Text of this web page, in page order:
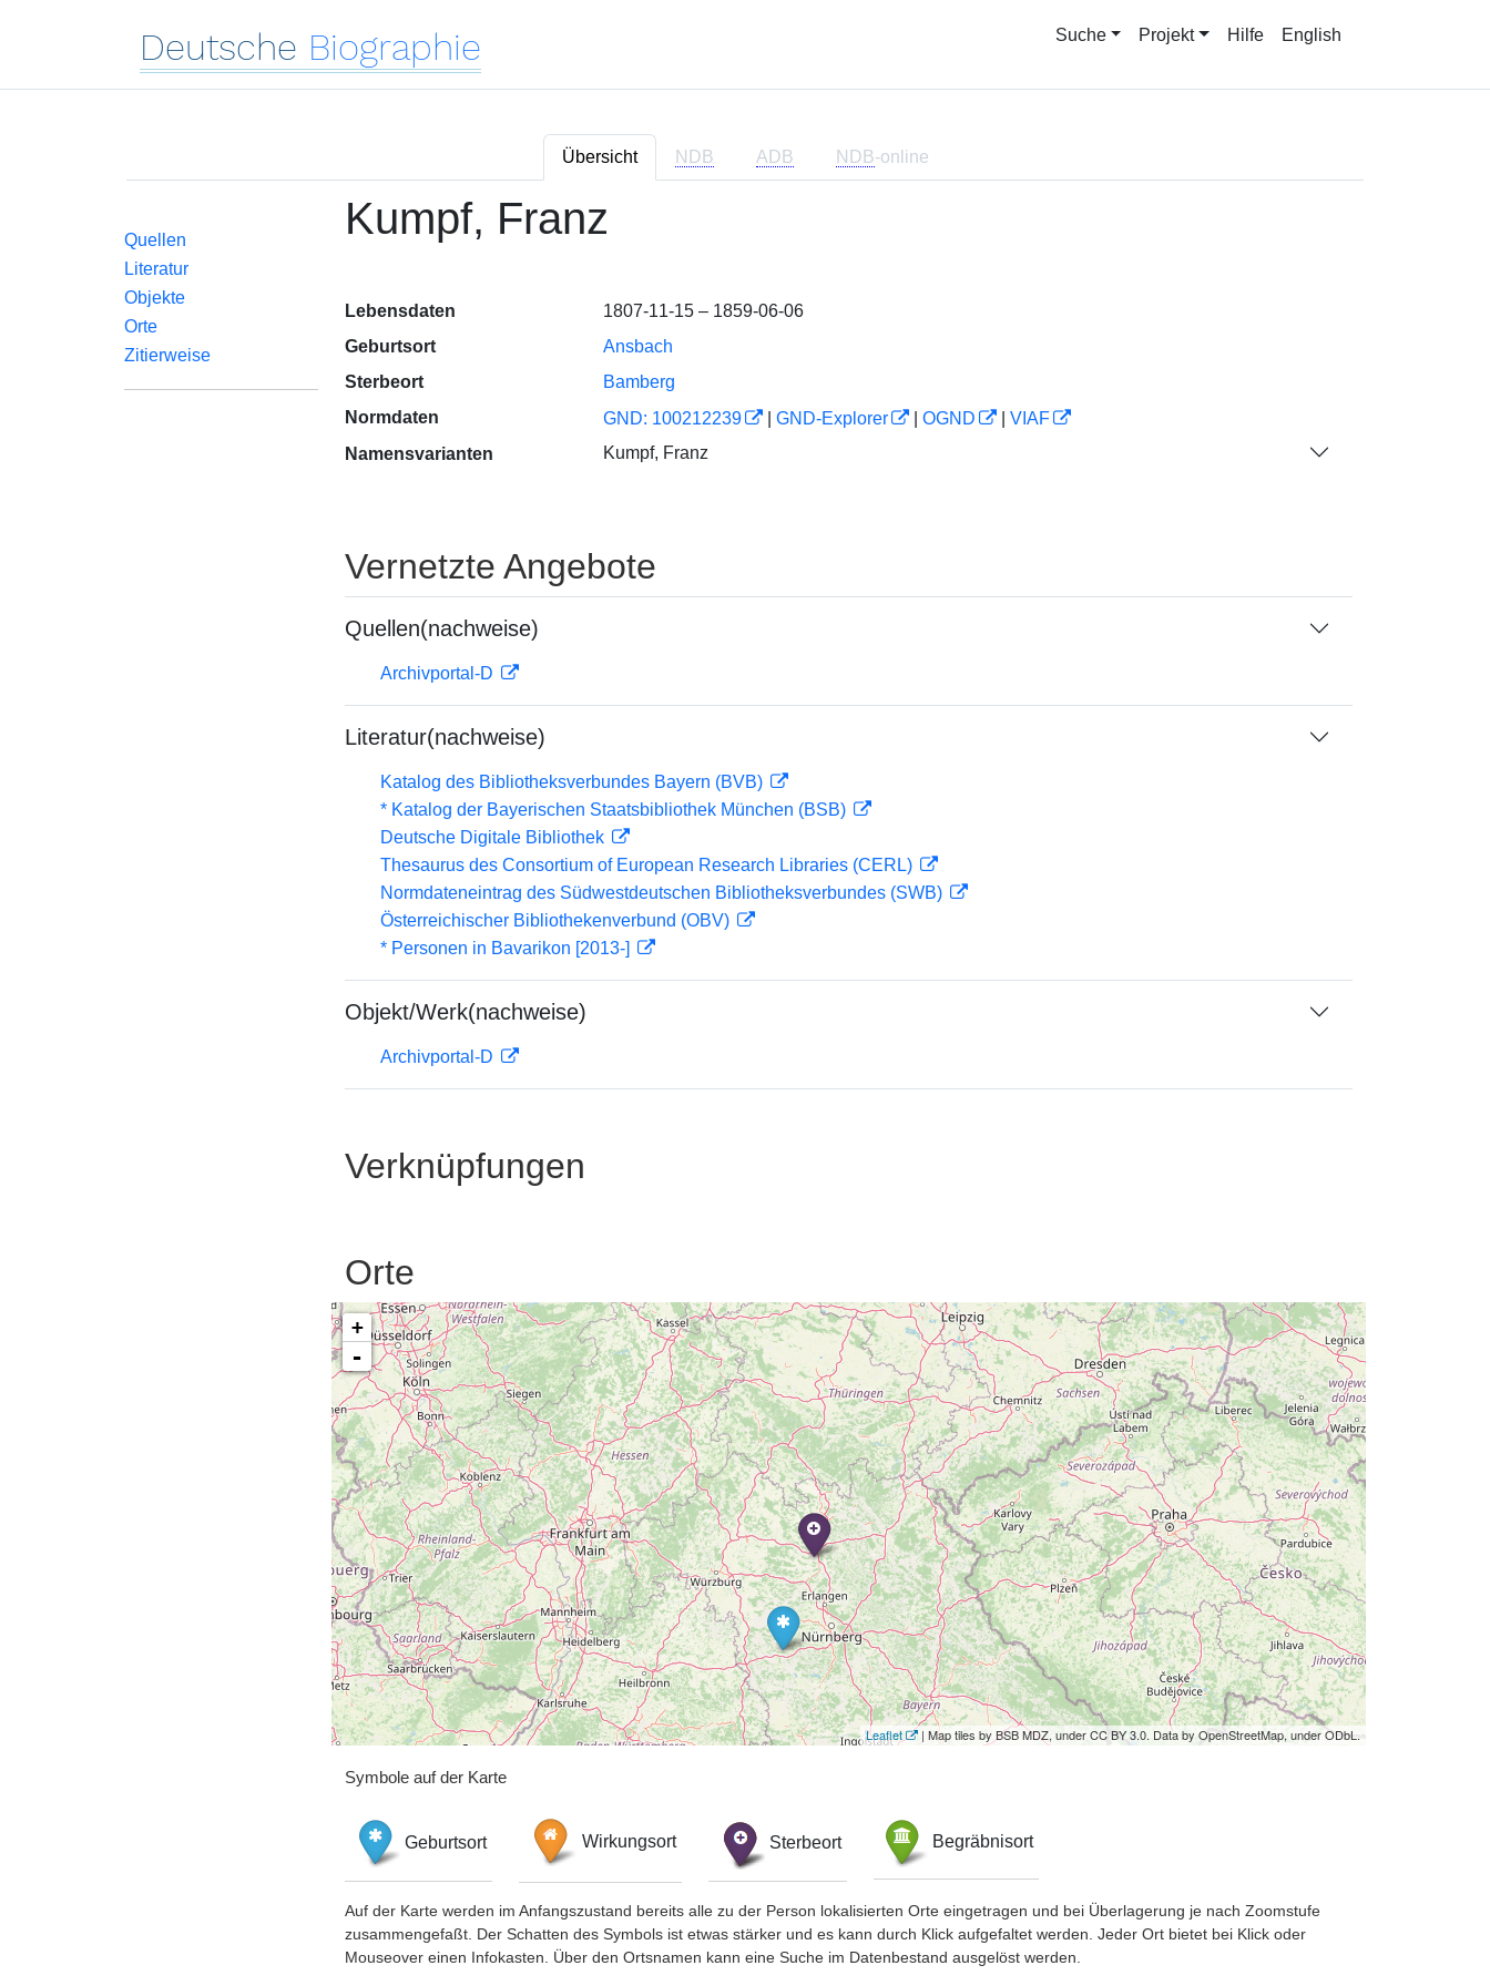
Deutsche Biographie Suche Projekt Hilfe English
Übersicht NDB ADB NDB-online
Quellen
Literatur
Objekte
Orte
Zitierweise
Kumpf, Franz
Lebensdaten
1807-11-15 – 1859-06-06
Geburtsort
Ansbach
Sterbeort
Bamberg
Normdaten
GND: 100212239 GND-Explorer OGND
VIAF
Namensvarianten
Kumpf, Franz
Vernetzte Angebote
Quellen(nachweise)
Archivportal-D
Literatur(nachweise)
Katalog des Bibliotheksverbundes Bayern (BVB)
* Katalog der Bayerischen Staatsbibliothek München (BSB)
Deutsche Digitale Bibliothek
Thesaurus des Consortium of European Research Libraries (CERL)
Normdateneintrag des Südwestdeutschen Bibliotheksverbundes (SWB)
Österreichischer Bibliothekenverbund (OBV)
* Personen in Bavarikon [2013-]
Objekt/Werk(nachweise)
Archivportal-D
Verknüpfungen
Orte
+
-
Leaflet | Map tiles by BSB MDZ, under CC BY 3.0. Data by OpenStreetMap, under ODbL.
Symbole auf der Karte
Geburtsort Wirkungsort Sterbeort Begräbnisort
Auf der Karte werden im Anfangszustand bereits alle zu der Person lokalisierten Orte eingetragen und bei Überlagerung je nach Zoomstufe
zusammengefaßt. Der Schatten des Symbols ist etwas stärker und es kann durch Klick aufgefaltet werden. Jeder Ort bietet bei Klick oder
Mouseover einen Infokasten. Über den Ortsnamen kann eine Suche im Datenbestand ausgelöst werden.